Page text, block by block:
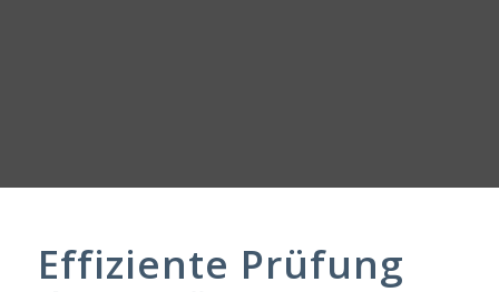
Effiziente Prüfung